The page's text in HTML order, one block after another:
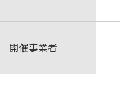
開催事業者